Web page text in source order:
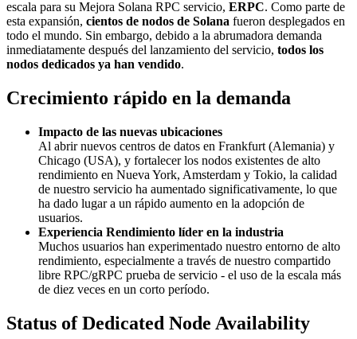
escala para su Mejora Solana RPC servicio, ERPC. Como parte de
esta expansión, cientos de nodos de Solana fueron desplegados en
todo el mundo. Sin embargo, debido a la abrumadora demanda
inmediatamente después del lanzamiento del servicio, todos los
nodos dedicados ya han vendido.
Crecimiento rápido en la demanda
Impacto de las nuevas ubicaciones
Al abrir nuevos centros de datos en Frankfurt (Alemania) y
Chicago (USA), y fortalecer los nodos existentes de alto
rendimiento en Nueva York, Amsterdam y Tokio, la calidad
de nuestro servicio ha aumentado significativamente, lo que
ha dado lugar a un rápido aumento en la adopción de
usuarios.
Experiencia Rendimiento líder en la industria
Muchos usuarios han experimentado nuestro entorno de alto
rendimiento, especialmente a través de nuestro compartido
libre RPC/gRPC prueba de servicio - el uso de la escala más
de diez veces en un corto período.
Status of Dedicated Node Availability